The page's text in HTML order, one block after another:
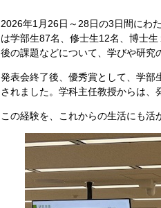
2026年1月26日～28日の3日間にわ
は学部生87名、修士生12名、博士
後の課題などについて、学びや研究
発表会終了後、優秀賞として、学
されました。学科主任教授からは、
この経験を、これからの生活にも活